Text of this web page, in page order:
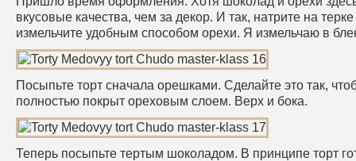
вкусовые качества, чем за декор. И так, натрите на
измельчите удобным способом орехи. Я измельчаю в
Посыпьте торт сначала орешками. Сделайте это так,
полностью покрыт ореховым слоем. Верх и бока.
Теперь посыпьте тертым шоколадом. В принципе торт